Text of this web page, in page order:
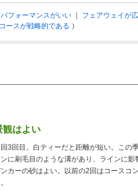
フォーマンスがいい フェアウェイが
コースが戦略的である ）
観はよい
3回目。白ティーだと距離が短い。この
に刷毛目のような溝があり、ラインに影
カーの砂はよい。以前の2回はコースコ